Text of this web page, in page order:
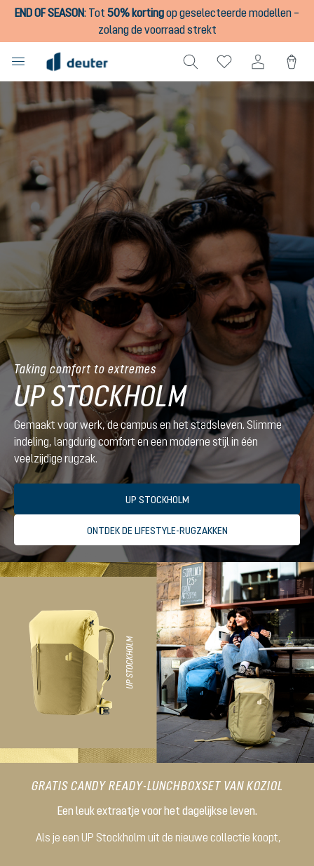
END OF SEASON: Tot 50% kortingop geselecteerde modellen –
zolang de voorraad strekt
Taking comfort to extremes
UP STOCKHOLM
Gemaakt voor werk, de campus en het stadsleven. Slimme
indeling, langdurig comfort en een moderne stijl in één
veelzijdige rugzak.
UP STOCKHOLM
ONTDEK DE LIFESTYLE-RUGZAKKEN
GRATIS CANDY READY-LUNCHBOXSET VAN KOZIOL
Een leuk extraatje voor het dagelijkse leven.
Als je een UP Stockholm uit de nieuwe collectie koopt,